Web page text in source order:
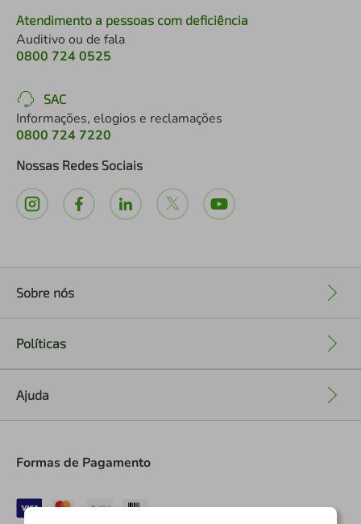
Atendimento a pessoas com deficiência
Auditivo ou de fala
0800 724 0525
SAC
Informações, elogios e reclamações
0800 724 7220
Nossas Redes Sociais
Sobre nós
Políticas
Ajuda
Formas de Pagamento